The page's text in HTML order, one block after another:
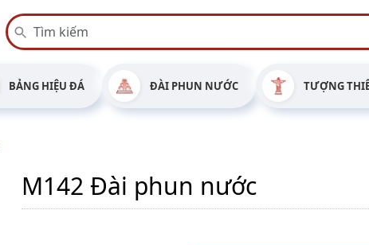
BẢNG HIỆU ĐÁ ĐÀI PHUN NƯỚC TƯỢNG
M142 Đài phun nước